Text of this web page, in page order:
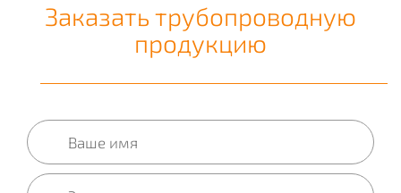
Заказать трубопроводную
продукцию